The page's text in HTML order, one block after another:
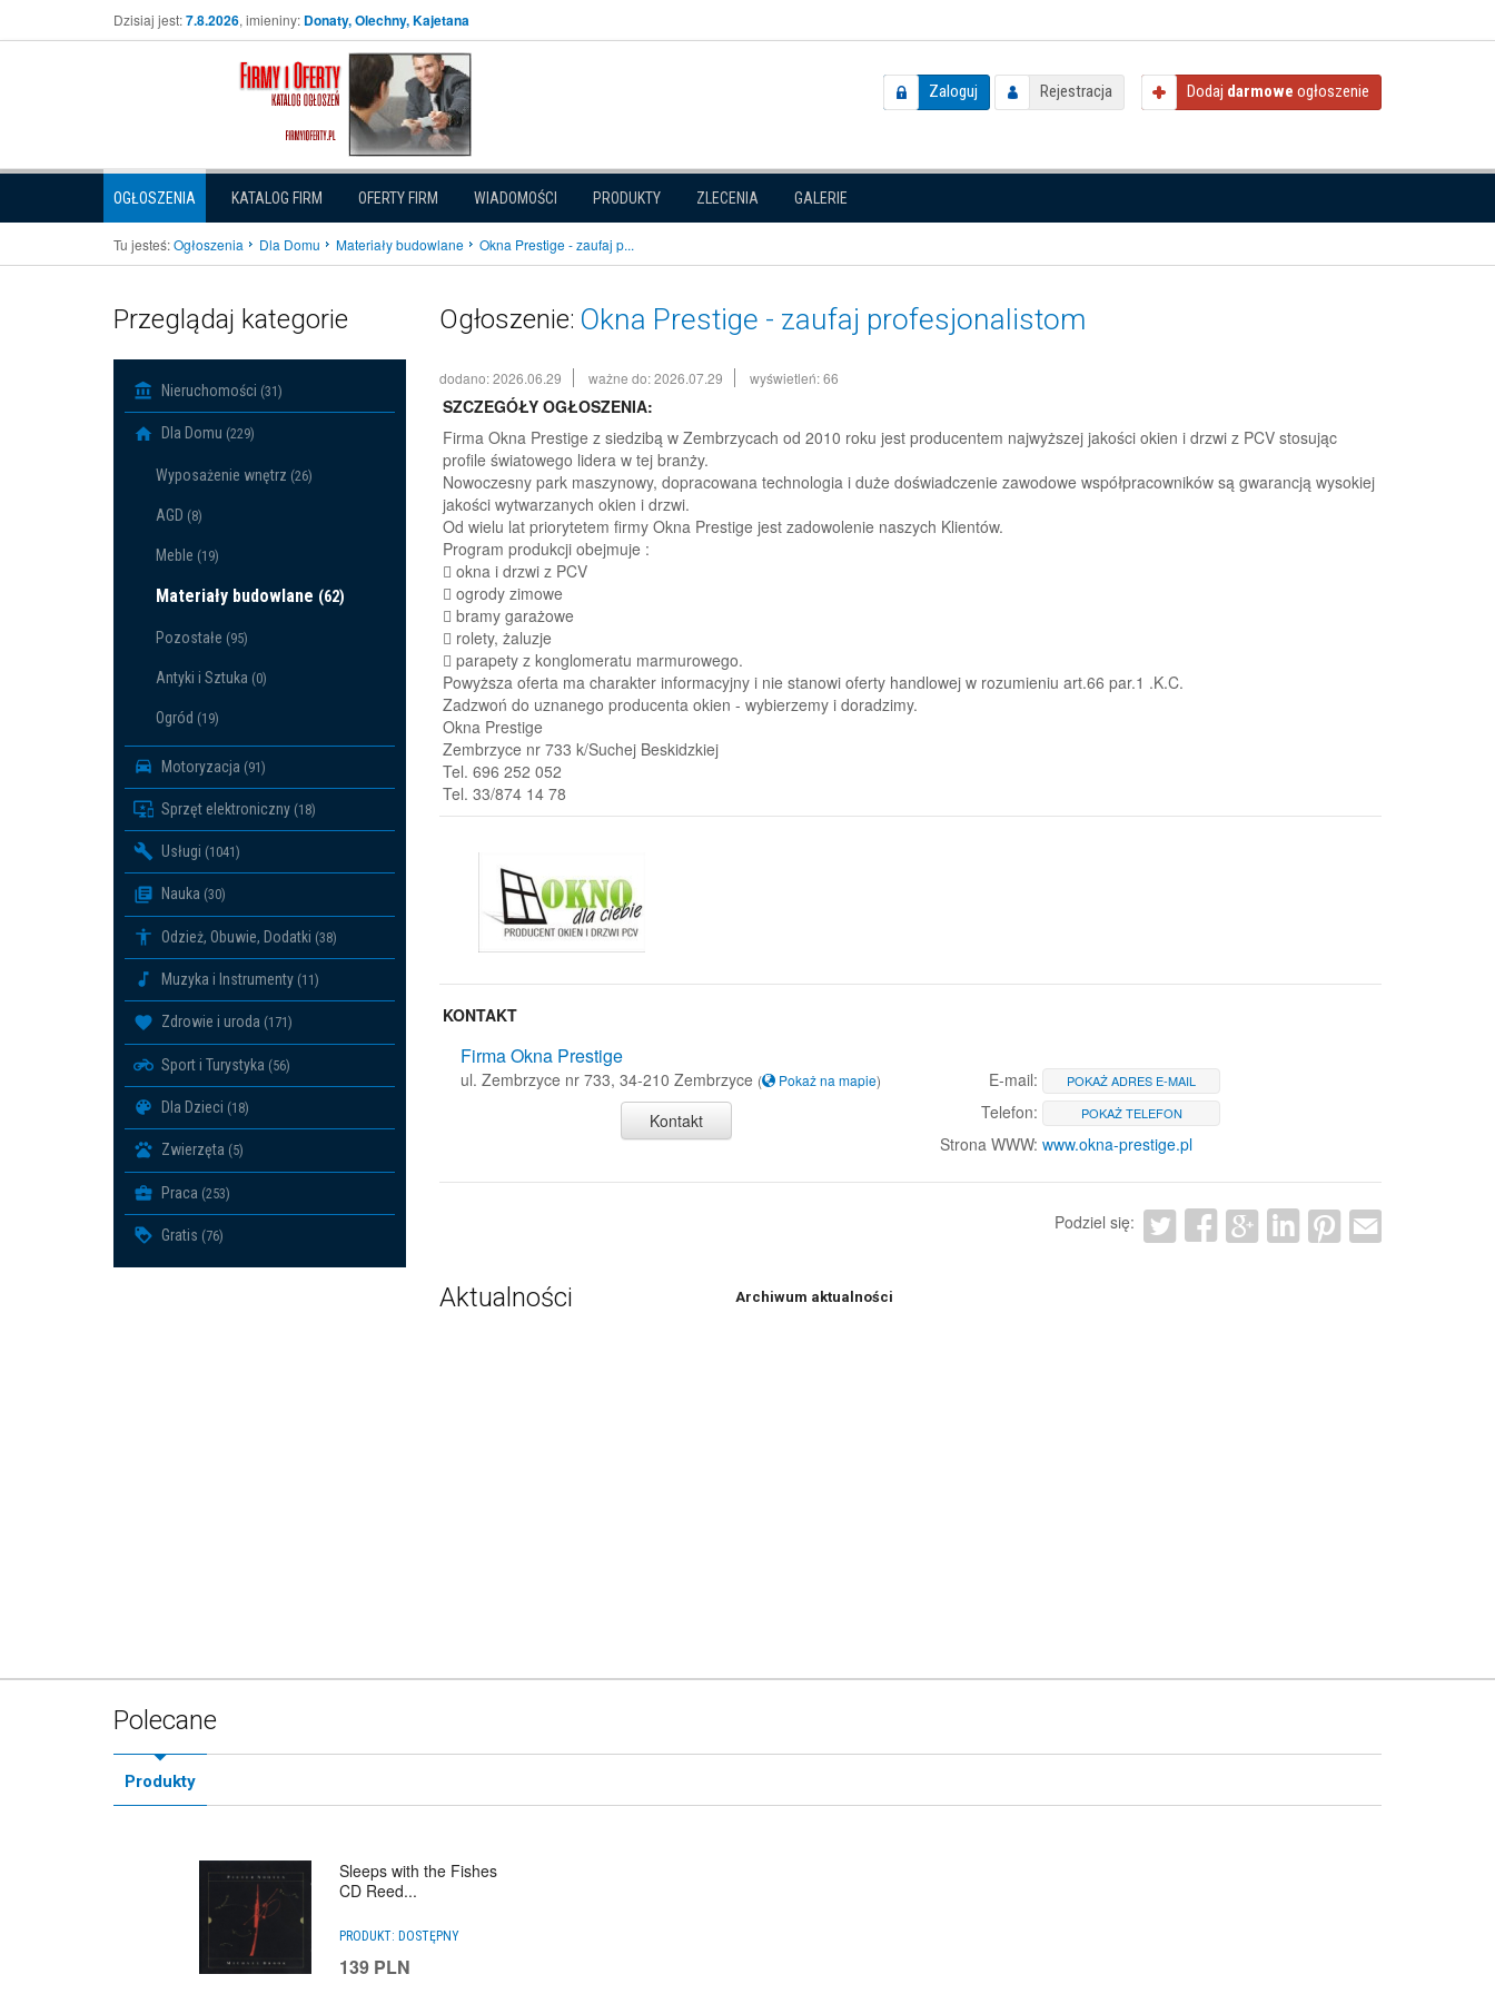
Dzisiaj jest:7.8.2026, imieniny: Donaty, Olechny, Kajetana
Zaloguj Rejestracja Dodaj darmowe ogłoszenie
OGŁOSZENIA KATALOG FIRM OFERTY FIRM WIADOMOŚCI PRODUKTY ZLECENIA GALERIE
Tu jesteś:Ogłoszenia Dla Domu Materiały budowlane Okna Prestige - zaufaj p...
Przeglądaj kategorie
Nieruchomości (31)
Dla Domu (229)
Wyposażenie wnętrz (26)
AGD (8)
Meble (19)
Materiały budowlane (62)
Pozostałe (95)
Antyki i Sztuka (0)
Ogród (19)
Motoryzacja (91)
Sprzęt elektroniczny (18)
Usługi (1041)
Nauka (30)
Odzież, Obuwie, Dodatki (38)
Muzyka i Instrumenty (11)
Zdrowie i uroda (171)
Sport i Turystyka (56)
Dla Dzieci (18)
Zwierzęta (5)
Praca (253)
Gratis (76)
Ogłoszenie: Okna Prestige - zaufaj profesjonalistom
dodano: 2026.06.29 ważne do: 2026.07.29 wyświetleń: 66
SZCZEGÓŁY OGŁOSZENIA:
Firma Okna Prestige z siedzibą w Zembrzycach od 2010 roku jest producentem najwyższej jakości okien i drzwi z PCV stosując
profile światowego lidera w tej branży.
Nowoczesny park maszynowy, dopracowana technologia i duże doświadczenie zawodowe współpracowników są gwarancją wysokiej
jakości wytwarzanych okien i drzwi.
Od wielu lat priorytetem firmy Okna Prestige jest zadowolenie naszych Klientów.
Program produkcji obejmuje :
 okna i drzwi z PCV
 ogrody zimowe
 bramy garażowe
 rolety, żaluzje
 parapety z konglomeratu marmurowego.
Powyższa oferta ma charakter informacyjny i nie stanowi oferty handlowej w rozumieniu art.66 par.1 .K.C.
Zadzwoń do uznanego producenta okien - wybierzemy i doradzimy.
Okna Prestige
Zembrzyce nr 733 k/Suchej Beskidzkiej
Tel. 696 252 052
Tel. 33/874 14 78
KONTAKT
Firma Okna Prestige
ul. Zembrzyce nr 733, 34-210 Zembrzyce ( Pokaż na mapie)
Kontakt
E-mail: POKAŻ ADRES E-MAIL
Telefon: POKAŻ TELEFON
Strona WWW: www.okna-prestige.pl
Podziel się:
Aktualności Archiwum aktualności
Polecane
Produkty
Sleeps with the Fishes
CD Reed...
PRODUKT: DOSTĘPNY
139 PLN